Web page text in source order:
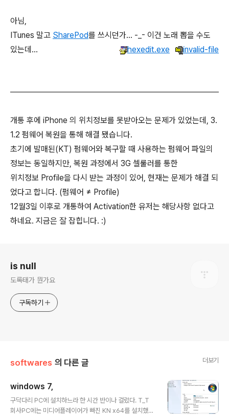
아님,
ITunes 말고 SharePod를 쓰시던가... -_- 이건 노래 뽑을 수도
있는데...
invalid-file
hexedit.exe
개통 후에 iPhone 의 위치정보를 못받아오는 문제가 있었는데, 3.
1.2 펌웨어 복원을 통해 해결 됐습니다.
초기에 발매된(KT) 펌웨어와 복구할 때 사용하는 펌웨어 파일의
정보는 동일하지만, 복원 과정에서 3G 셀룰러를 통한
위치정보 Profile을 다시 받는 과정이 있어, 현재는 문제가 해결 되
었다고 합니다. (펌웨어 ≠ Profile)
12월3일 이후로 개통하여 Activation한 유저는 해당사항 없다고
하네요. 지금은 잘 잡힙니다. :)
is null
도록태가 뭔가요
구독하기
softwares 의 다른 글 더보기
windows 7,
구닥다리 PC에 설치하느라 한 시간 반이나 걸렸다. T_T
회사PC에는 미디어플레이어가 빠진 KN x64를 설치했었